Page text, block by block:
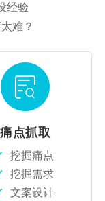
经验
难？
痛点抓取
挖掘痛点
挖掘需求
文案设计